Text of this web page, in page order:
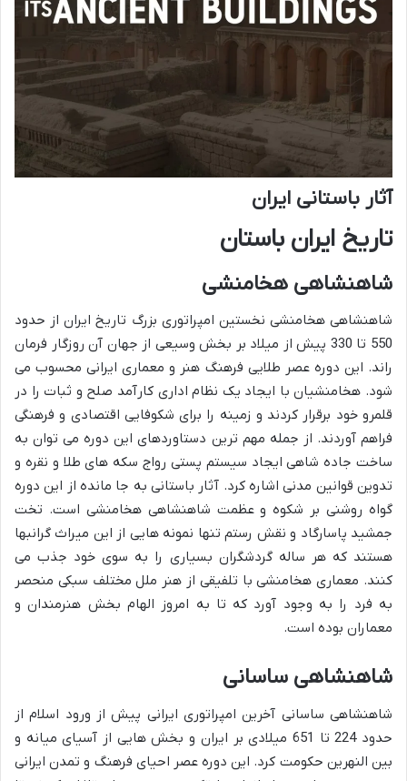
آثار باستانی ایران
تاریخ ایران باستان
شاهنشاهی هخامنشی
شاهنشاهی هخامنشی نخستین امپراتوری بزرگ تاریخ ایران از حدود
550 تا 330 پیش از میلاد بر بخش وسیعی از جهان آن روزگار فرمان
راند. این دوره عصر طلایی فرهنگ هنر و معماری ایرانی محسوب می
شود. هخامنشیان با ایجاد یک نظام اداری کارآمد صلح و ثبات را در
قلمرو خود برقرار کردند و زمینه را برای شکوفایی اقتصادی و فرهنگی
فراهم آوردند. از جمله مهم ترین دستاوردهای این دوره می توان به
ساخت جاده شاهی ایجاد سیستم پستی رواج سکه های طلا و نقره و
تدوین قوانین مدنی اشاره کرد. آثار باستانی به جا مانده از این دوره
گواه روشنی بر شکوه و عظمت شاهنشاهی هخامنشی است. تخت
جمشید پاسارگاد و نقش رستم تنها نمونه هایی از این میراث گرانبها
هستند که هر ساله گردشگران بسیاری را به سوی خود جذب می
کنند. معماری هخامنشی با تلفیقی از هنر ملل مختلف سبکی منحصر
به فرد را به وجود آورد که تا به امروز الهام بخش هنرمندان و
معماران بوده است.
شاهنشاهی ساسانی
شاهنشاهی ساسانی آخرین امپراتوری ایرانی پیش از ورود اسلام از
حدود 224 تا 651 میلادی بر ایران و بخش هایی از آسیای میانه و
بین النهرین حکومت کرد. این دوره عصر احیای فرهنگ و تمدن ایرانی